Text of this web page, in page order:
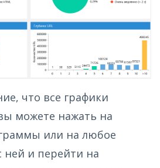
что все графики
можете нажать на
или на любое
ней и перейти на